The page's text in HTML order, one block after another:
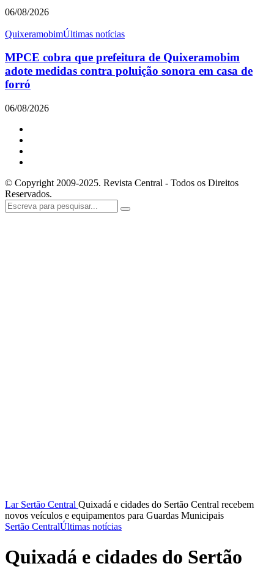
06/08/2026
QuixeramobimÚltimas notícias
MPCE cobra que prefeitura de Quixeramobim
adote medidas contra poluição sonora em casa de
forró
06/08/2026
© Copyright 2009-2025. Revista Central - Todos os Direitos
Reservados.
Lar Sertão Central Quixadá e cidades do Sertão Central recebem
novos veículos e equipamentos para Guardas Municipais
Sertão CentralÚltimas notícias
Quixadá e cidades do Sertão